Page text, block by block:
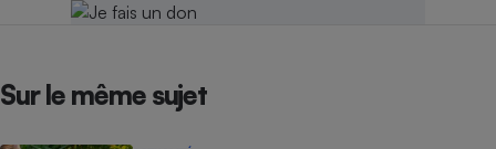
Sur le même sujet